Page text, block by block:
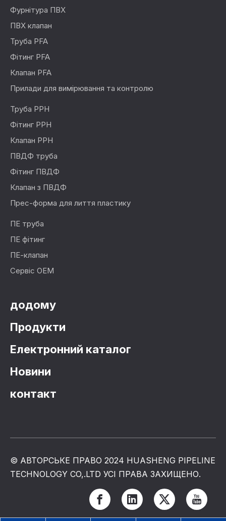
Фурнітура ПВХ
ПВХ клапан
Труба PFA
Фітинг PFA
Клапан PFA
Прилади для вимірювання та контролю
Труба PPH
Фітинг PPH
Клапан PPH
ПВДФ труба
Фітинг ПВДФ
Клапан з ПВДФ
Прес-форма для лиття пластику
ПЕ труба
ПЕ фітинг
ПЕ-клапан
Сервіс OEM
додому
Продукти
Електронний каталог
Новини
контакт
© АВТОРСЬКЕ ПРАВО 2024 HUASHENG PIPELINE
TECHNOLOGY CO,.LTD УСІ ПРАВА ЗАХИЩЕНО.